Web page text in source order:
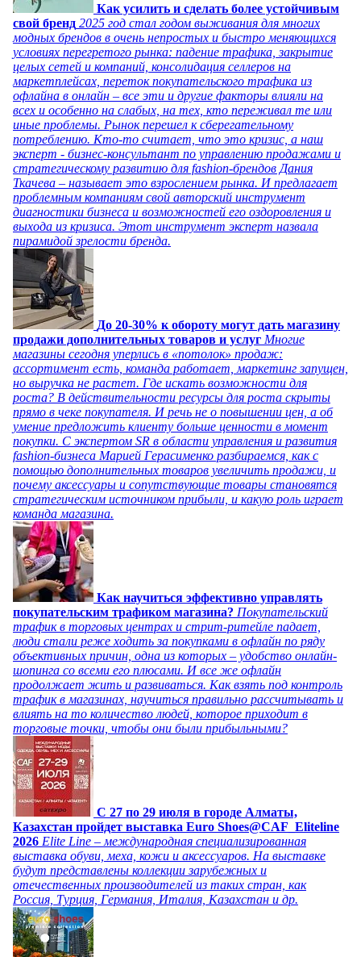
Как усилить и сделать более устойчивым
свой бренд 2025 год стал годом выживания для многих
модных брендов в очень непростых и быстро меняющихся
условиях перегретого рынка: падение трафика, закрытие
целых сетей и компаний, консолидация селлеров на
маркетплейсах, переток покупательского трафика из
офлайна в онлайн – все эти и другие факторы влияли на
всех и особенно на слабых, на тех, кто переживал те или
иные проблемы. Рынок перешел к сберегательному
потреблению. Кто-то считает, что это кризис, а наш
эксперт - бизнес-консультант по управлению продажами и
стратегическому развитию для fashion-брендов Дания
Ткачева – называет это взрослением рынка. И предлагает
проблемным компаниям свой авторский инструмент
диагностики бизнеса и возможностей его оздоровления и
выхода из кризиса. Этот инструмент эксперт назвала
пирамидой зрелости бренда.
До 20-30% к обороту могут дать магазину
продажи дополнительных товаров и услуг Многие
магазины сегодня уперлись в «потолок» продаж:
ассортимент есть, команда работает, маркетинг запущен,
но выручка не растет. Где искать возможности для
роста? В действительности ресурсы для роста скрыты
прямо в чеке покупателя. И речь не о повышении цен, а об
умение предложить клиенту больше ценности в момент
покупки. С экспертом SR в области управления и развития
fashion-бизнеса Марией Герасименко разбираемся, как с
помощью дополнительных товаров увеличить продажи, и
почему аксессуары и сопутствующие товары становятся
стратегическим источником прибыли, и какую роль играет
команда магазина.
Как научиться эффективно управлять
покупательским трафиком магазина? Покупательский
трафик в торговых центрах и стрит-ритейле падает,
люди стали реже ходить за покупками в офлайн по ряду
объективных причин, одна из которых – удобство онлайн-
шопинга со всеми его плюсами. И все же офлайн
продолжает жить и развиваться. Как взять под контроль
трафик в магазинах, научиться правильно рассчитывать и
влиять на то количество людей, которое приходит в
торговые точки, чтобы они были прибыльными?
C 27 по 29 июля в городе Алматы,
Казахстан пройдет выставка Euro Shoes@CAF_Eliteline
2026 Elite Line – международная специализированная
выставка обуви, меха, кожи и аксессуаров. На выставке
будут представлены коллекции зарубежных и
отечественных производителей из таких стран, как
Россия, Турция, Германия, Италия, Казахстан и др.